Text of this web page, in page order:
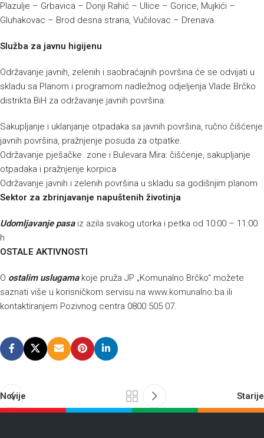
Plazulje – Grbavica – Donji Rahić – Ulice – Gorice, Mujkići –
Gluhakovac – Brod desna strana, Vučilovac – Drenava.
Služba za javnu higijenu
Održavanje javnih, zelenih i saobraćajnih površina će se odvijati u
skladu sa Planom i programom nadležnog odjeljenja Vlade Brčko
distrikta BiH za održavanje javnih površina:
Sakupljanje i uklanjanje otpadaka sa javnih površina, ručno čišćenje
javnih površina, pražnjenje posuda za otpatke.
Održavanje pješačke zone i Bulevara Mira: čišćenje, sakupljanje
otpadaka i pražnjenje korpica
Održavanje javnih i zelenih površina u skladu sa godišnjim planom
Sektor za zbrinjavanje napuštenih životinja
Udomljavanje pasaiz azila svakog utorka i petka od 10:00 – 11:00
h
OSTALE AKTIVNOSTI
O ostalim uslugamakoje pruža JP „Komunalno Brčko“ možete
saznati više u korisničkom servisu na www.komunalno.ba ili
kontaktiranjem Pozivnog centra 0800 505 07.
Novije Starije